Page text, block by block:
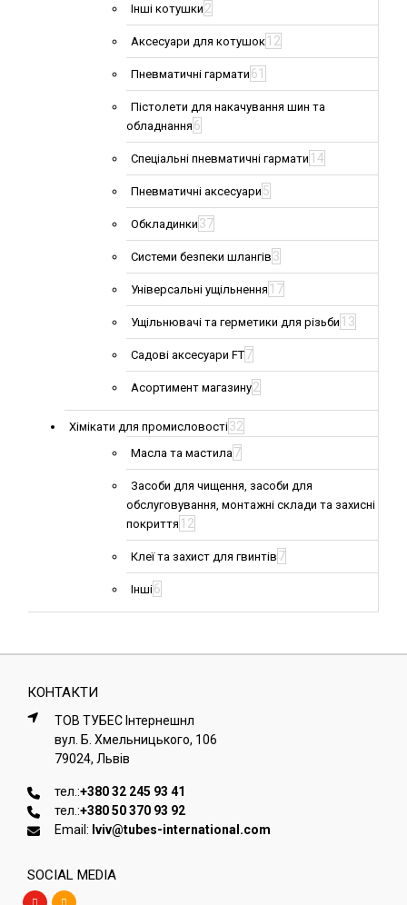
Інші котушки 2
Аксесуари для котушок 12
Пневматичні гармати 61
Пістолети для накачування шин та
обладнання 6
Спеціальні пневматичні гармати 14
Пневматичні аксесуари 5
Обкладинки 37
Системи безпеки шлангів 3
Універсальні ущільнення 17
Ущільнювачі та герметики для різьби 13
Садові аксесуари FT7
Асортимент магазину2
Хімікати для промисловості32
Масла та мастила7
Засоби для чищення, засоби для
обслуговування, монтажні склади та захисні
покриття 12
Клеї та захист для гвинтів 7
Інші6
КОНТАКТИ
ТОВ ТУБЕС Iнтернешнл
вул. Б. Хмельницького, 106
79024, Львiв
тел.:+380 32 245 93 41
тел.:+380 50 370 93 92
Email: lviv@tubes-international.com
SOCIAL MEDIA